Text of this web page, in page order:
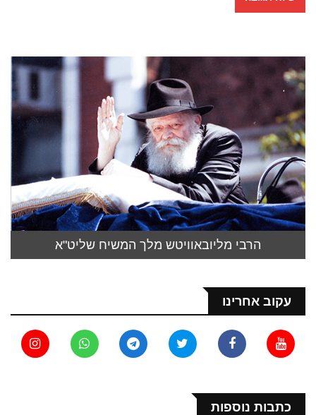
הרבי מליובאוויטש מלך המשיח שליט"א
עקוב אחרינו
כתבות נוספות